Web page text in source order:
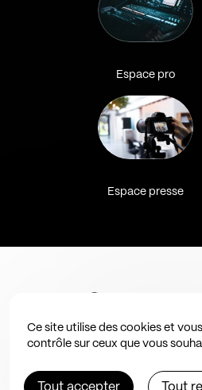
Ce site utilise des cookies et
contrôle sur ceux que vous
Tout accepter Tout
Espace pro
Espace presse